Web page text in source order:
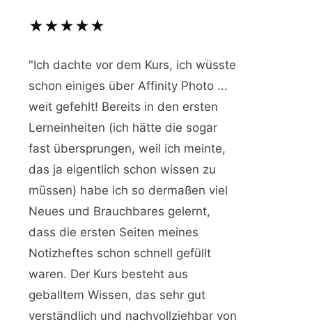
★★★★★
"Ich dachte vor dem Kurs, ich wüsste
schon einiges über Affinity Photo ...
weit gefehlt! Bereits in den ersten
Lerneinheiten (ich hätte die sogar
fast übersprungen, weil ich meinte,
das ja eigentlich schon wissen zu
müssen) habe ich so dermaßen viel
Neues und Brauchbares gelernt,
dass die ersten Seiten meines
Notizheftes schon schnell gefüllt
waren. Der Kurs besteht aus
geballtem Wissen, das sehr gut
verständlich und nachvollziehbar von